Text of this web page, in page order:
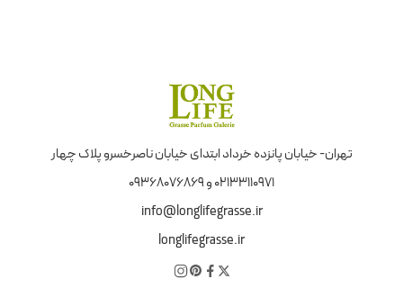
تهران- خیابان پانزده خرداد ابتدای خیابان ناصرخسرو پلاک چهار
02133110971 و 09368076869
info@longlifegrasse.ir
longlifegrasse.ir